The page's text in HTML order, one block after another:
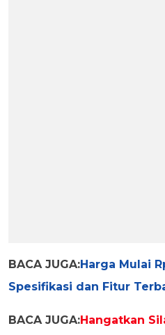
BACA JUGA:Harga Mulai
Spesifikasi dan Fitur
BACA JUGA:Hangatkan